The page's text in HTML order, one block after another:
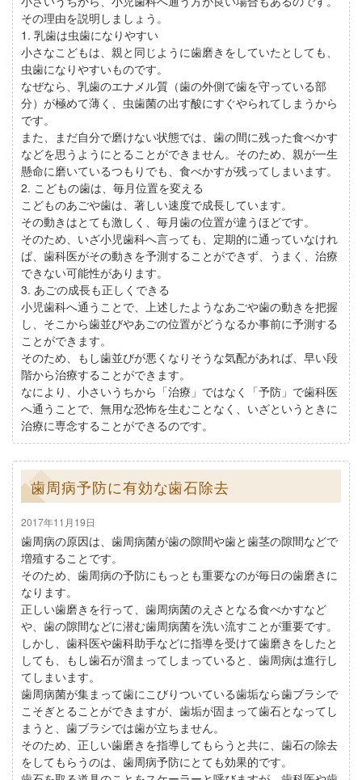
その理由を説明しましょう。
1. 乳歯は虫歯になりやすい
小さなこどもは、親と同じように歯磨きをしていたとしても、
虫歯になりやすいものです。
なぜなら、乳歯のエナメル質（歯の外側で歯を守っている部
分）が極めて薄く、虫歯菌の出す酸にすぐやられてしまうから
です。
また、まだ自分で磨けない状態では、歯の間に残った食べかす
などを思うようにとることができません。そのため、親が一生
懸命に磨いているつもりでも、食べかすが残ってしまいます。
2. こどもの歯は、毎月位置を変える
こどものあごや歯は、著しい速度で成長しています。
その動きはとても激しく、毎月歯の位置が違うほどです。
そのため、いざ小児歯科へ言っても、定期的に通っていなけれ
ば、歯科医がその動きを予測することができず、うまく、治療
できない可能性があります。
3. あごの成長も正しくできる
小児歯科へ通うことで、上述したようなあごや歯の動きを把握
し、そこから歯並びやあごの位置がどうなるか事前に予測する
ことができます。
そのため、もし歯並びが悪くなりそうな気配があれば、早い段
階から治療することができます。
なにより、小さいうちから「治療」ではなく「予防」で歯科医
へ通うことで、無用な恐怖を生むことなく、いざというときに
治療に専念することができるのです。
歯周病予防に有効な歯石除去
2017年11月19日
歯周病の原因は、歯周病菌が歯の隙間や歯と歯茎の隙間などで
増殖することです。
そのため、歯周病の予防にもっとも重要なのが毎日の歯磨きに
なります。
正しい歯磨きを行って、歯周病菌のえさとなる食べかすなど
や、歯の隙間などに潜む歯周病菌を洗い流すことが重要です。
しかし、歯科医や歯科助手などに指導を受けて歯磨きをしたと
しても、もし歯石が溜まってしまっていると、歯周病は進行し
てしまいます。
歯周病菌が集まって歯にこびりついている歯垢なら歯ブラシで
こそぎとることができますが、歯垢が固まって歯石となってし
まうと、歯ブラシでは歯が立ちません。
そのため、正しい歯磨きを指導してもらうと共に、歯石の除去
をしてもらうのは、歯周病予防にとても効果的です。